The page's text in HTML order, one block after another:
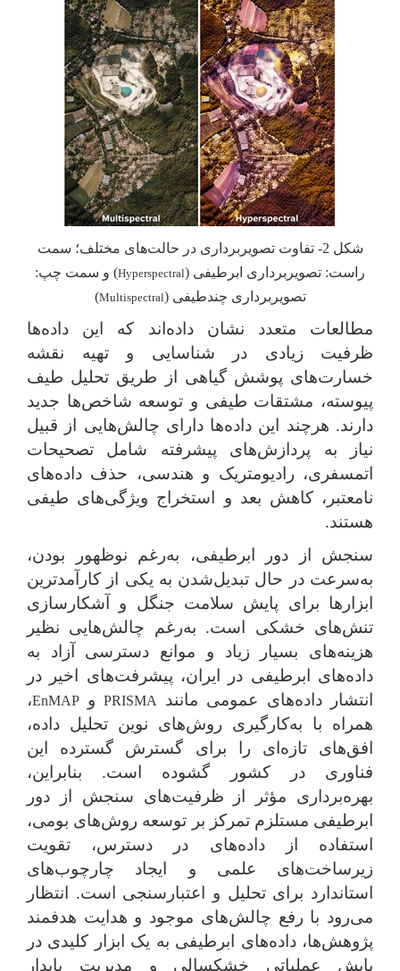
شکل 2- تفاوت تصویربرداری در حالت‌های مختلف؛ سمت
راست: تصویربرداری ابرطیفی (Hyperspectral) و سمت چپ:
تصویربرداری چندطیفی (Multispectral
)
مطالعات متعدد نشان داده‌اند که این داده‌ها
ظرفیت زیادی در شناسایی و تهیه نقشه
خسارت‌های پوشش گیاهی از طریق تحلیل طیف
پیوسته، مشتقات طیفی و توسعه شاخص‌ها جدید
دارند. هرچند این داده‌ها دارای چالش‌هایی از قبیل
نیاز به پردازش‌های پیشرفته شامل تصحیحات
اتمسفری، رادیومتریک و هندسی، حذف داده‌های
نامعتبر، کاهش بعد و استخراج ویژگی‌های طیفی
هستند.
سنجش از دور ابرطیفی، به‌‌رغم نوظهور بودن،
به‌سرعت در حال تبدیل‌شدن به یکی از کارآمدترین
ابزارها برای پایش سلامت جنگل و آشکارسازی
تنش‌های خشکی است. به‌‌رغم چالش‌هایی نظیر
هزینه‌های بسیار زیاد و موانع دسترسی آزاد به
داده‌های ابرطیفی در ایران، پیشرفت‌های اخیر در
انتشار داده‌های عمومی مانند
PRISMA و EnMAP،
همراه با به‌کارگیری روش‌های نوین تحلیل داده،
افق‌های تازه‌ای را برای گسترش گسترده این
فناوری در کشور گشوده است. بنابراین،
بهره‌برداری مؤثر از ظرفیت‌های سنجش از دور
ابرطیفی مستلزم تمرکز بر توسعه روش‌های بومی،
استفاده از داده‌های در دسترس، تقویت
زیرساخت‌های علمی و ایجاد چارچوب‌های
استاندارد برای تحلیل و اعتبارسنجی است. انتظار
می‌رود با رفع چالش‌های موجود و هدایت هدفمند
پژوهش‌ها، داده‌های ابرطیفی به یک ابزار کلیدی در
پایش عملیاتی خشکسالی و مدیریت پایدار